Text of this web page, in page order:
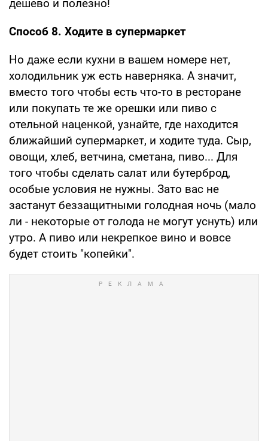
дешево и полезно!
Способ 8. Ходите в супермаркет
Но даже если кухни в вашем номере нет,
холодильник уж есть наверняка. А значит,
вместо того чтобы есть что-то в ресторане
или покупать те же орешки или пиво с
отельной наценкой, узнайте, где находится
ближайший супермаркет, и ходите туда. Сыр,
овощи, хлеб, ветчина, сметана, пиво... Для
того чтобы сделать салат или бутерброд,
особые условия не нужны. Зато вас не
застанут беззащитными голодная ночь (мало
ли - некоторые от голода не могут уснуть) или
утро. А пиво или некрепкое вино и вовсе
будет стоить "копейки".